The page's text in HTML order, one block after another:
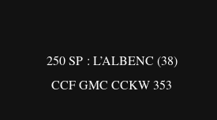
250 SP : L’ALBENC (38)
CCF GMC CCKW 353